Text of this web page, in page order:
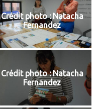
Crédit photo : Natacha
Fernandez
Crédit photo : Natacha
Fernandez